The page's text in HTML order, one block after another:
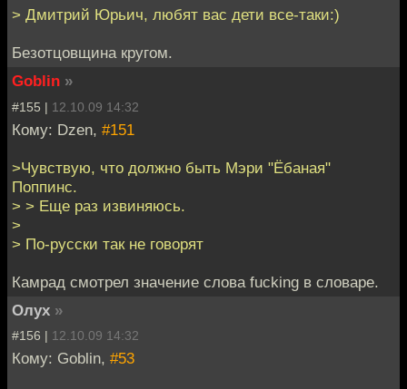
> Дмитрий Юрьич, любят вас дети все-таки:)
Безотцовщина кругом.
Goblin »
#155 | 12.10.09 14:32
Кому: Dzen, #151
>Чувствую, что должно быть Мэри "Ёбаная"
Поппинс.
> > Еще раз извиняюсь.
>
> По-русски так не говорят
Камрад смотрел значение слова fucking в словаре.
Олух »
#156 | 12.10.09 14:32
Кому: Goblin, #53